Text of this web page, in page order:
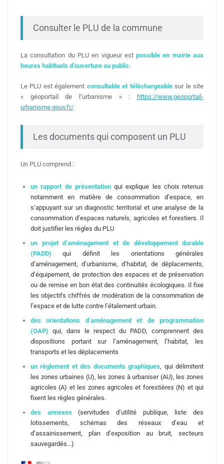
Consulter le PLU de la commune
La consultation du PLU en vigueur estpossible en mairie aux
heures habituels d’ouverture au public.
Le PLU est également consultable et téléchargeablesur le site
« géoportail de l’urbanisme » :
https://www.geoportail-
urbanisme.gouv.fr/
Les documents qui composent un PLU
Un PLU comprend :
un rapport de présentationqui explique les choix retenus
notamment en matière de consommation d’espace, en
s’appuyant sur un diagnostic territorial et une analyse de la
consommation d’espaces naturels, agricoles et forestiers. Il
doit justifier les règles du PLU
un projet d’aménagement et de développement durable
(PADD)
qui définit les orientations générales
d’aménagement, d’urbanisme, d’habitat, de déplacements,
d’équipement, de protection des espaces et de préservation
ou de remise en bon état des continuités écologiques. Il fixe
les objectifs chiffrés de modération de la consommation de
l’espace et de lutte contre l’étalement urbain.
des orientations d’aménagement et de programmation
(OAP) qui, dans le respect du PADD, comprennent des
dispositions portant sur l’aménagement, l’habitat, les
transports et les déplacements
un règlement et des documents graphiques, qui délimitent
les zones urbaines (U), les zones à urbaniser (AU), les zones
agricoles (A) et les zones agricoles et forestières (N) et qui
fixent les règles générales.
des annexes
(servitudes d’utilité publique, liste des
lotissements, schémas des réseaux d’eau et
d’assainissement, plan d’exposition au bruit, secteurs
sauvegardés…)